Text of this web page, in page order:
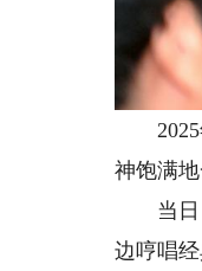
2025
神饱满
当日，
边哼唱